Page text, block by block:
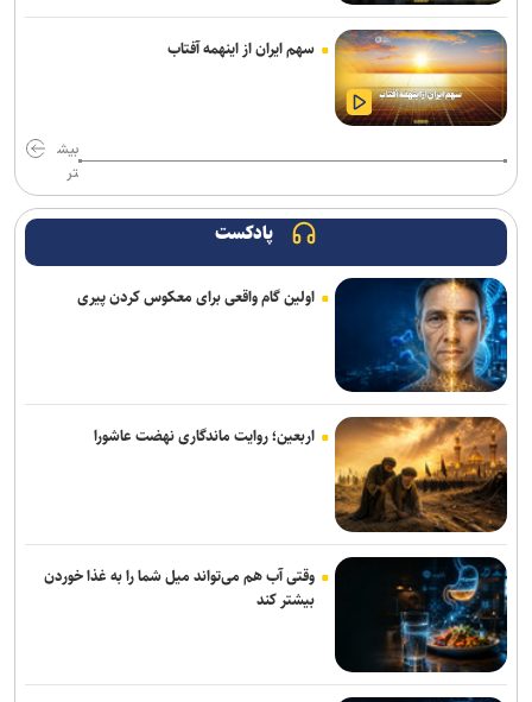
نتایج آزمون‌های سمپاد و نمونه دولتی پایه هفتم اعلام شد
سهم ایران از اینهمه آفتاب
بیش
تر
پادکست
اولین گام واقعی برای معکوس کردن پیری
اربعین؛ روایت ماندگاری نهضت عاشورا
وقتی آب هم می‌تواند میل شما را به غذا خوردن
بیشتر کند